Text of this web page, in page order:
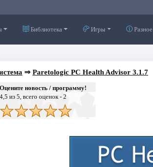
Библиотека Игры Разное
⇒ Paretologic PC Health Advisor 3.1.7
Оцените новость / программу!
4,5 из 5, всего оценок - 2